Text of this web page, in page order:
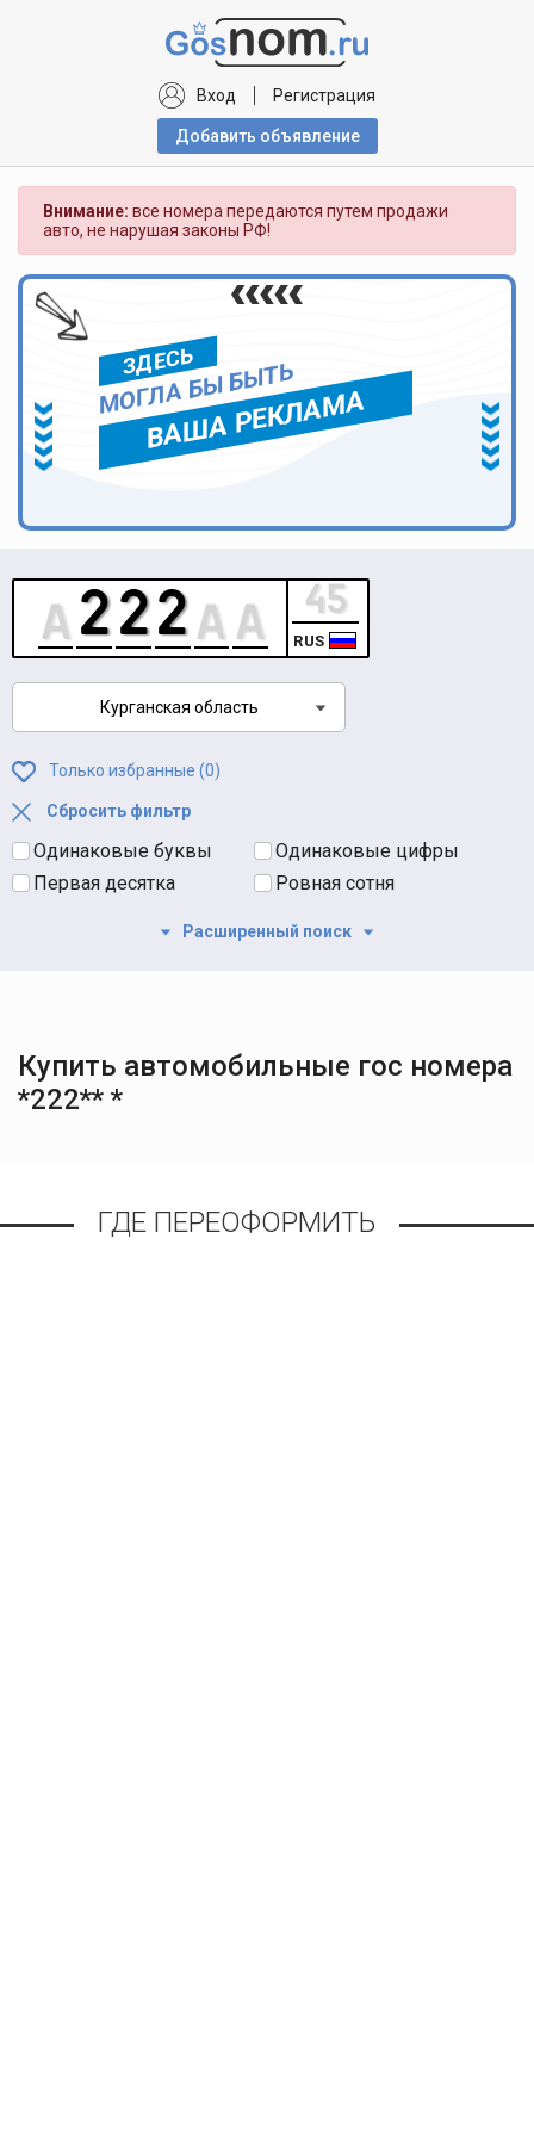
Вход Регистрация
Добавить объявлениe
Внимание: все номера передаются путем продажи
авто, не нарушая законы РФ!
ЗДЕСЬ
МОГЛА БЫ БЫТЬ
ВАША РЕКЛАМА
RUS
Курганская область
Только избранные (0)
Сбросить фильтр
Одинаковые буквы
Одинаковые цифры
Первая десятка
Ровная сотня
Расширенный поиск
Купить автомобильные гос номера
*222** *
ГДЕ ПЕРЕОФОРМИТЬ